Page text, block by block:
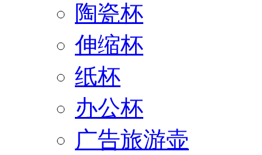
陶瓷杯
伸缩杯
纸杯
办公杯
广告旅游壶